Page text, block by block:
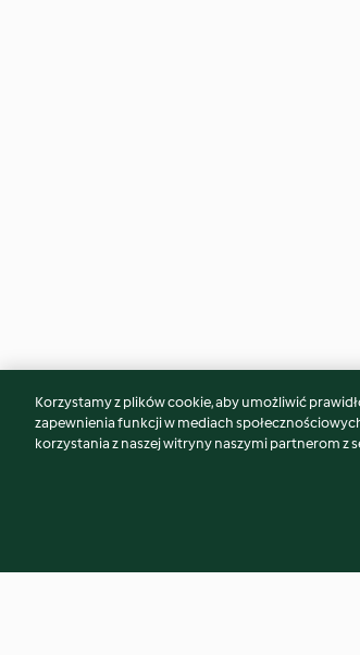
Może spodoba Ci się
Korzystamy z plików cookie, aby umożliwić
zapewnienia funkcji w mediach
korzystania z naszej witryny naszymi partnerom z